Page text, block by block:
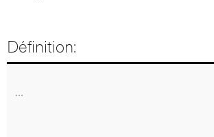
Définition: